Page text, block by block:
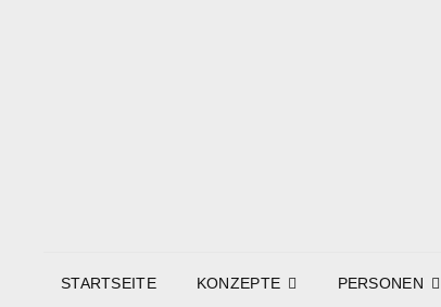
STARTSEITE KONZEPTE PERSONEN